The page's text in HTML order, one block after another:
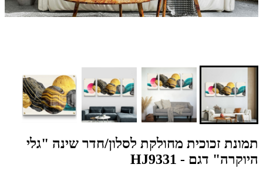
תמונת זכוכית מחולקת לסלון/חדר שינה "גלי
היוקרה" דגם - HJ9331